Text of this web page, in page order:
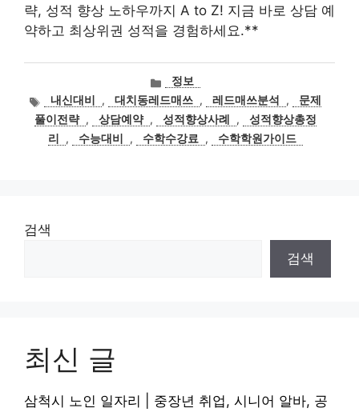
략, 성적 향상 노하우까지 A to Z! 지금 바로 상담 예
약하고 최상위권 성적을 경험하세요.**
카
테
고
리
정보
태
그
내신대비 , 대치동레드매쓰 , 레드매쓰분석 ,
문제
풀이전략 , 상담예약 , 성적향상사례 ,
성적향상총정
리
, 수능대비 , 수학수강료 , 수학학원가이드
검색
검색
최신 글
삼척시 노인 일자리 | 중장년 취업, 시니어 알바, 공